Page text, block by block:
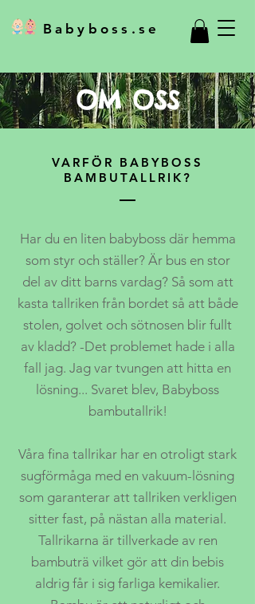
Babyboss.se
OM OSS
VARFÖR BABYBOSS
BAMBUTALLRIK?
Har du en liten babyboss där hemma
som styr och ställer? Är bus en stor
del av ditt barns vardag? Så som att
kasta tallriken från bordet så att både
stolen, golvet och sötnosen blir fullt
av kladd? -Det problemet hade i alla
fall jag. Jag var tvungen att hitta en
lösning... Svaret blev, Babyboss
bambutallrik!
Våra fina tallrikar har en otroligt stark
sugförmåga med en vakuum-lösning
som garanterar att tallriken verkligen
sitter fast, på nästan alla material.
Tallrikarna är tillverkade av ren
bambuträ vilket gör att din bebis
aldrig får i sig farliga kemikalier.